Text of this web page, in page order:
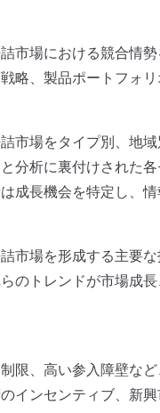
市場における競合情
略、製品ポートフォ
市場をタイプ別、地
分析に裏付けされた
成長機会を特定し、
市場を形成する主要
のトレンドが市場成
限、高い参入障壁な
インセンティブ、新